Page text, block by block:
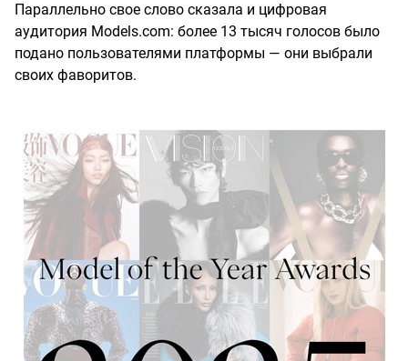
Параллельно свое слово сказала и цифровая
аудитория Models.com: более 13 тысяч голосов было
подано пользователями платформы — они выбрали
своих фаворитов.